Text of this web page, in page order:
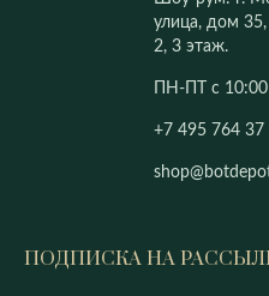
улица, дом
2, 3 этаж.
ПН-ПТ с
+7 495 764 37
ПОДПИСКА НА